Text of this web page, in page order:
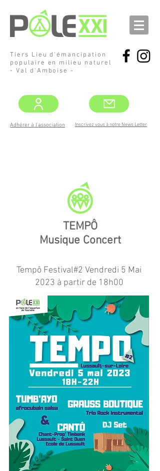
Tiers Lieu d'émancipation
populaire en milieu naturel
- Val d'Amboise -
Adhérer à l'association Inscrivez vous à notre News Letter
TEMPÔ
Musique Concert
Tempô Festival#2 Vendredi 5 Mai
2023 à partir de 18h00